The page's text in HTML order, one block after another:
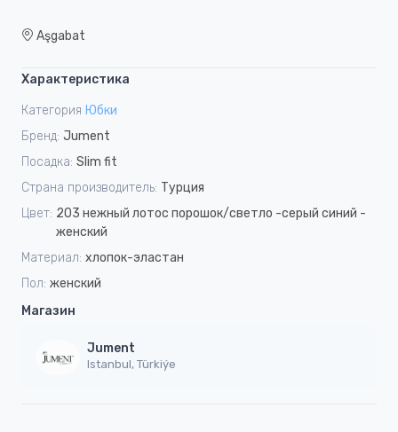
Aşgabat
Характеристика
Категория Юбки
Бренд: Jument
Посадка: Slim fit
Страна производитель: Турция
Цвет: 203 нежный лотос порошок/светло -серый синий -
женский
Материал: хлопок-эластан
Пол: женский
Магазин
Jument
Istanbul, Türkiýe